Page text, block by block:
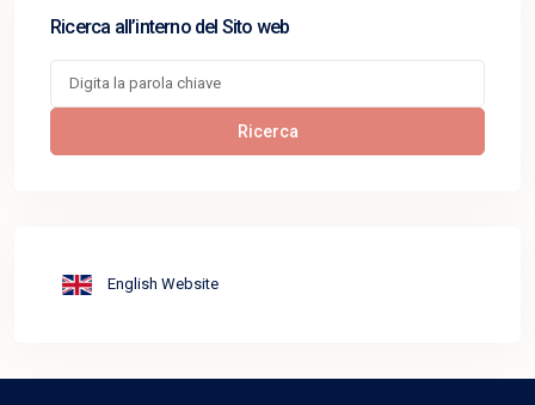
Ricerca all’interno del Sito web
Ricerca
English Website